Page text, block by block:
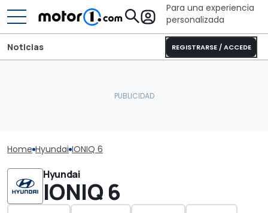
Para una experiencia
personalizada
REGISTRARSE / ACCEDE
Noticias
Home Hyundai IONIQ 6
Hyundai
IONIQ 6